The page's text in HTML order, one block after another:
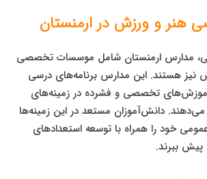
و ورزش در ارمنستان
مدارس ارمنستان شامل موسسات تخصصی
نیز هستند. این مدارس برنامه‌های درسی
تخصصی و فشرده در زمینه‌های
می‌دهند. دانش‌آموزان مستعد در این زمینه‌ها
خود را همراه با توسعه استعدادهای
ببرند.